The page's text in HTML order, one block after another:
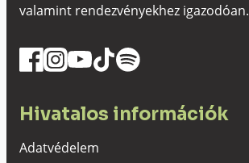
valamint rendezvényekhez igazodóan.
Hivatalos információk
Adatvédelem